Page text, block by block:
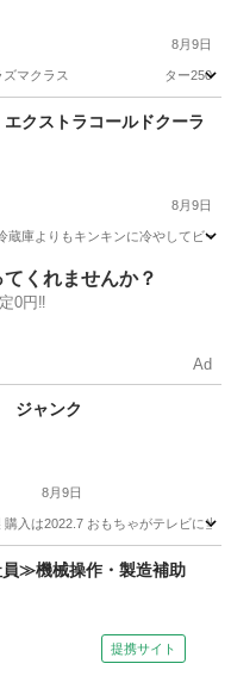
8月9日
プラズマクラス ター
イオン
クストラコールドクーラ
8月9日
蔵庫よりもキンキンに冷やしてビ
てくれませんか？
0円‼️
Ad
ジャンク
8月9日
入は2022.7 おもちゃがテレビに当
≫機械操作・製造補助
提携サイト